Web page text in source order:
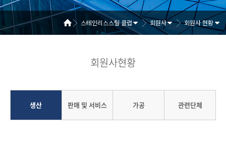
스테인리스스틸 클럽 회원사 회원사 현황
회원사현황
생산 판매 및 서비스 가공 관련단체